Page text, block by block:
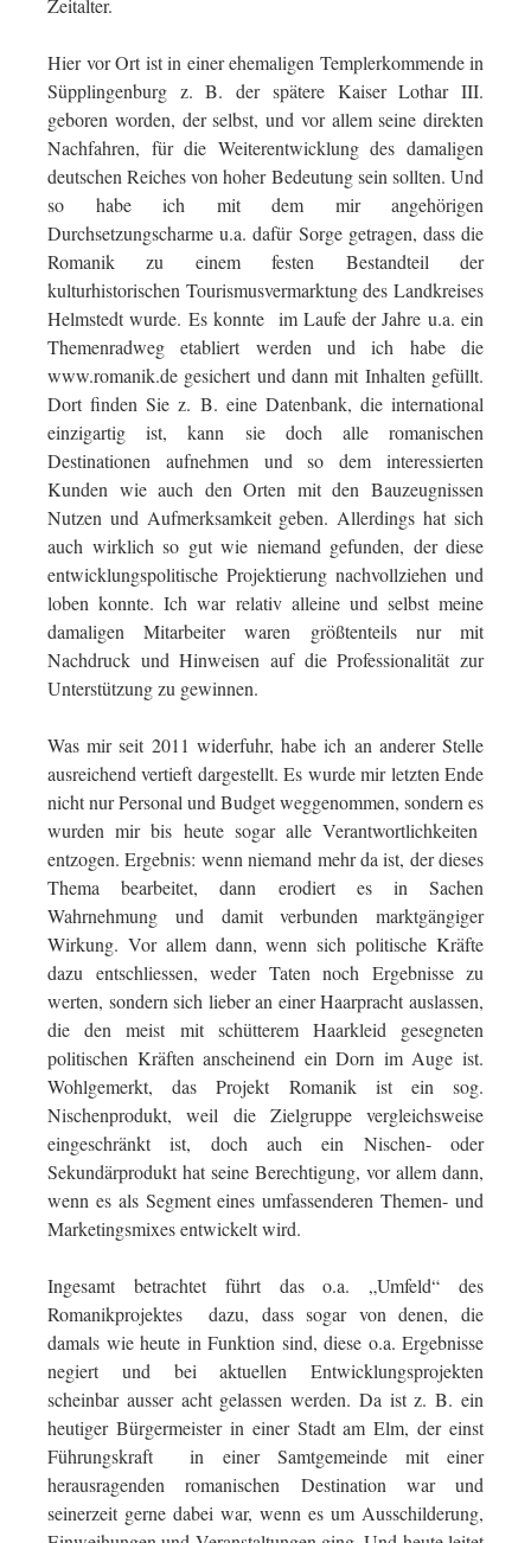
Zeitalter.
Hier vor Ort ist in einer ehemaligen Templerkommende in
Süpplingenburg z. B. der spätere Kaiser Lothar III.
geboren worden, der selbst, und vor allem seine direkten
Nachfahren, für die Weiterentwicklung des damaligen
deutschen Reiches von hoher Bedeutung sein sollten. Und
so habe ich mit dem mir angehörigen
Durchsetzungscharme u.a. dafür Sorge getragen, dass die
Romanik zu einem festen Bestandteil der
kulturhistorischen Tourismusvermarktung des Landkreises
Helmstedt wurde. Es konnte im Laufe der Jahre u.a. ein
Themenradweg etabliert werden und ich habe die
www.romanik.de gesichert und dann mit Inhalten gefüllt.
Dort finden Sie z. B. eine Datenbank, die international
einzigartig ist, kann sie doch alle romanischen
Destinationen aufnehmen und so dem interessierten
Kunden wie auch den Orten mit den Bauzeugnissen
Nutzen und Aufmerksamkeit geben. Allerdings hat sich
auch wirklich so gut wie niemand gefunden, der diese
entwicklungspolitische Projektierung nachvollziehen und
loben konnte. Ich war relativ alleine und selbst meine
damaligen Mitarbeiter waren größtenteils nur mit
Nachdruck und Hinweisen auf die Professionalität zur
Unterstützung zu gewinnen.
Was mir seit 2011 widerfuhr, habe ich an anderer Stelle
ausreichend vertieft dargestellt. Es wurde mir letzten Ende
nicht nur Personal und Budget weggenommen, sondern es
wurden mir bis heute sogar alle Verantwortlichkeiten
entzogen. Ergebnis: wenn niemand mehr da ist, der dieses
Thema bearbeitet, dann erodiert es in Sachen
Wahrnehmung und damit verbunden marktgängiger
Wirkung. Vor allem dann, wenn sich politische Kräfte
dazu entschliessen, weder Taten noch Ergebnisse zu
werten, sondern sich lieber an einer Haarpracht auslassen,
die den meist mit schütterem Haarkleid gesegneten
politischen Kräften anscheinend ein Dorn im Auge ist.
Wohlgemerkt, das Projekt Romanik ist ein sog.
Nischenprodukt, weil die Zielgruppe vergleichsweise
eingeschränkt ist, doch auch ein Nischen- oder
Sekundärprodukt hat seine Berechtigung, vor allem dann,
wenn es als Segment eines umfassenderen Themen- und
Marketingsmixes entwickelt wird.
Ingesamt betrachtet führt das o.a. „Umfeld“ des
Romanikprojektes dazu, dass sogar von denen, die
damals wie heute in Funktion sind, diese o.a. Ergebnisse
negiert und bei aktuellen Entwicklungsprojekten
scheinbar ausser acht gelassen werden. Da ist z. B. ein
heutiger Bürgermeister in einer Stadt am Elm, der einst
Führungskraft in einer Samtgemeinde mit einer
herausragenden romanischen Destination war und
seinerzeit gerne dabei war, wenn es um Ausschilderung,